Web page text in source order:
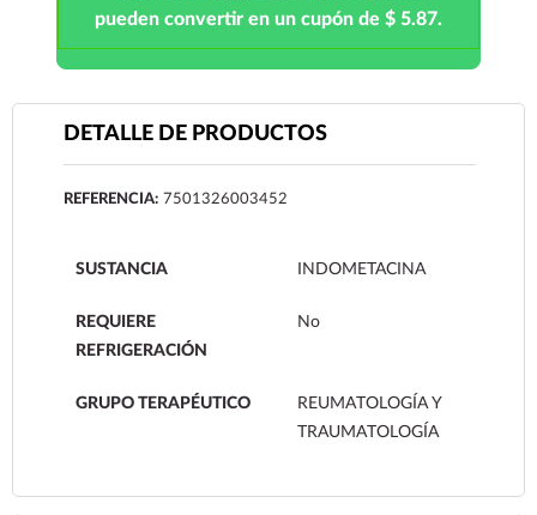
pueden convertir en un cupón de $ 5.87.
DETALLE DE PRODUCTOS
REFERENCIA: 7501326003452
SUSTANCIA INDOMETACINA
REQUIERE
REFRIGERACIÓN
No
GRUPO TERAPÉUTICO
REUMATOLOGÍA Y
TRAUMATOLOGÍA